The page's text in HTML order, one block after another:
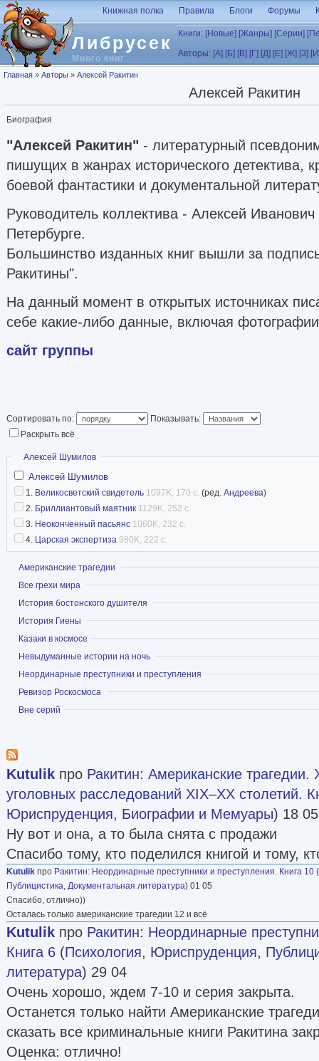
Перейти к основному содержанию
Либрусек
Много книг
Книжная полка Правила Блоги Форумы
Книги: [Новые] [Жанры] [Серии]
Авторы: [А] [Б] [В] [Г] [Д] [Е] [Ж] [З]
Вы здесь
Главная » Авторы » Алексей Ракитин
Алексей Ракитин
Биография
"Алексей Ракитин" - литературный
пишущих в жанрах исторического детектива,
боевой фантастики и документальной
Руководитель коллектива - Алексей
Петербурге.
Большинство изданных книг вышли за
Ракитины".
На данный момент в открытых источниках
себе какие-либо данные, включая
сайт группы
Сортировать по:
Показывать:
Раскрыть всё
Скрыть Алексей Шумилов
Алексей Шумилов
1. Великосветский свидетель 1097K, 170 с. (ред. Андреева)
2. Бриллиантовый маятник 1129K, 252 с.
3. Неоконченный пасьянс 1060K, 232 с.
4. Царская экспертиза 980K, 222 с.
Показать
Американские трагедии
Показать
Все грехи мира
Показать
История бостонского душителя
Показать
История Гиены
Показать
Казаки в космосе
Показать
Невыдуманные истории на ночь
Показать
Неординарные преступники и преступления
Показать
Ревизор Роскосмоса
Показать
Вне серий
Kutulik про Ракитин: Американские трагедии.
уголовных расследований XIX–XX столетий.
Юриспруденция, Биографии и Мемуары) 18 05
Ну вот и она, а то была снята с продажи
Спасибо тому, кто поделился книгой и тому,
Kutulik про Ракитин: Неординарные преступники и преступления. Книга 10 (
Публицистика, Документальная литература) 01 05
Спасибо, отлично))
Осталась только американские трагедии 12 и всё
Kutulik про Ракитин: Неординарные
Книга 6 (Психология, Юриспруденция,
литература) 29 04
Очень хорошо, ждем 7-10 и серия закрыта.
Останется только найти Американские
сказать все криминальные книги Ракитина
Оценка: отлично!